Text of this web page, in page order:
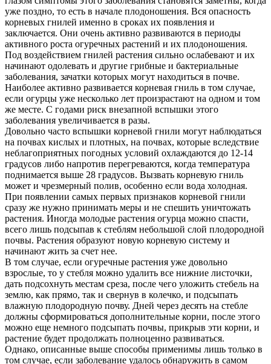
уже поздно, то есть в начале плодоношения. Вся опасность
корневых гнилей именно в сроках их появления и
заключается. Они очень активно развиваются в периоды
активного роста огуречных растений и их плодоношения.
Под воздействием гнилей растения сильно ослабевают и их
начинают одолевать и другие грибные и бактериальные
заболевания, зачатки которых могут находиться в почве.
Наиболее активно развивается корневая гниль в том случае,
если огурцы уже несколько лет произрастают на одном и том
же месте. С годами риск внезапной вспышки этого
заболевания увеличивается в разы.
Довольно часто вспышки корневой гнили могут наблюдаться
на почвах кислых и плотных, на почвах, которые вследствие
неблагоприятных погодных условий охлаждаются до 12-14
градусов либо напротив перегреваются, когда температура
поднимается выше 28 градусов. Вызвать корневую гниль
может и чрезмерный полив, особенно если вода холодная.
При появлении самых первых признаков корневой гнили
сразу же нужно принимать меры и не спешить уничтожать
растения. Иногда молодые растения огурца можно спасти,
всего лишь подсыпав к стеблям небольшой слой плодородной
почвы. Растения образуют новую корневую систему и
начинают жить за счет нее.
В том случае, если огуречные растения уже довольно
взрослые, то у стебля можно удалить все нижние листочки,
дать подсохнуть местам среза, после чего уложить стебель на
землю, как прямо, так и свернув в колечко, и подсыпать
влажную плодородную почву. Дней через десять на стебле
должны сформироваться дополнительные корни, после этого
можно еще немного подсыпать почвы, прикрыв эти корни, и
растение будет продолжать полноценно развиваться.
Однако, описанные выше способы применимы лишь только в
том случае, если заболевание удалось обнаружить в самом